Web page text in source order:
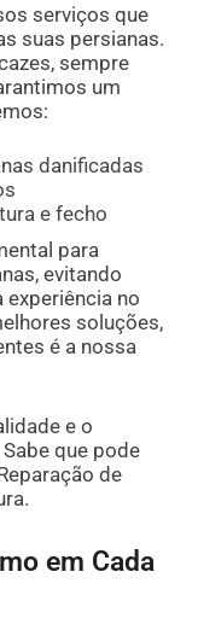
serviços que
suas persianas.
sempre
um
danificadas
e fecho
para
evitando
no
soluções,
é a nossa
e o
que pode
de
em Cada